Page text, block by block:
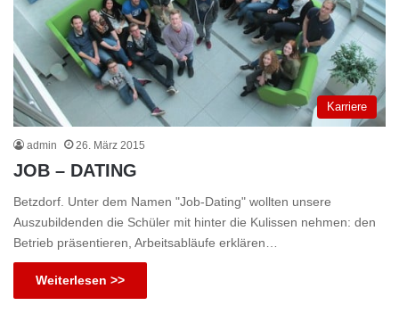
Karriere
admin 26. März 2015
JOB – DATING
Betzdorf. Unter dem Namen "Job-Dating" wollten unsere
Auszubildenden die Schüler mit hinter die Kulissen nehmen: den
Betrieb präsentieren, Arbeitsabläufe erklären…
Weiterlesen >>